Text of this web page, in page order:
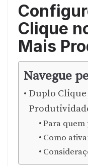
Clique
Mais
Navegue
Duplo
Para
Como